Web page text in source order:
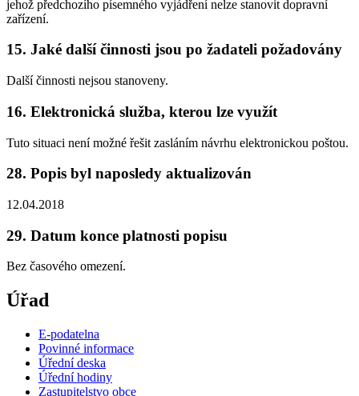
jehož předchozího písemného vyjádření nelze stanovit dopravní
zařízení.
15. Jaké další činnosti jsou po žadateli požadovány
Další činnosti nejsou stanoveny.
16. Elektronická služba, kterou lze využít
Tuto situaci není možné řešit zasláním návrhu elektronickou poštou.
28. Popis byl naposledy aktualizován
12.04.2018
29. Datum konce platnosti popisu
Bez časového omezení.
Úřad
E-podatelna
Povinné informace
Úřední deska
Úřední hodiny
Zastupitelstvo obce